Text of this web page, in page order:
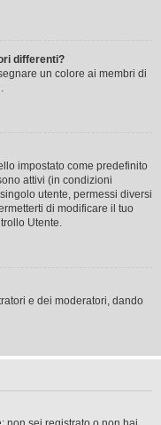
differenti?
un colore ai membri di
impostato come predefinito
attivi (in condizioni
utente, permessi diversi
di modificare il tuo
Utente.
e dei moderatori, dando